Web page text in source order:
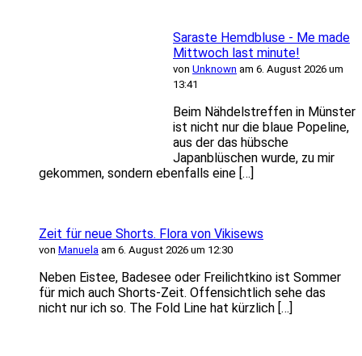
Saraste Hemdbluse - Me made
Mittwoch last minute!
von Unknown am 6. August 2026 um
13:41
Beim Nähdelstreffen in Münster
ist nicht nur die blaue Popeline,
aus der das hübsche
Japanblüschen wurde, zu mir
gekommen, sondern ebenfalls eine […]
Zeit für neue Shorts. Flora von Vikisews
von Manuela am 6. August 2026 um 12:30
Neben Eistee, Badesee oder Freilichtkino ist Sommer
für mich auch Shorts-Zeit. Offensichtlich sehe das
nicht nur ich so. The Fold Line hat kürzlich […]